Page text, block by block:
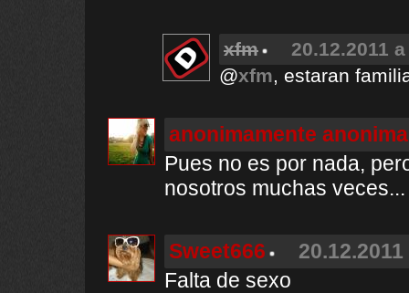
xfm
20.12.2011
@xfm, estaran
anonimamente anonima
Pues no es por nada,
nosotros muchas
Sweet666
Falta de sexo